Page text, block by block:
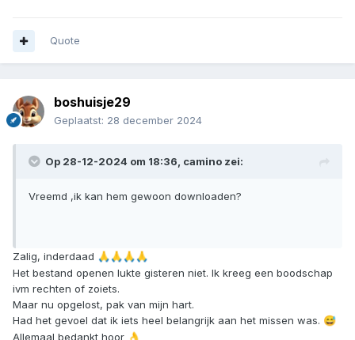
Quote
boshuisje29
Geplaatst: 28 december 2024
Op 28-12-2024 om 18:36, camino zei:
Vreemd ,ik kan hem gewoon downloaden?
Zalig, inderdaad 🙏 🙏 🙏 🙏
Het bestand openen lukte gisteren niet. Ik kreeg een boodschap
ivm rechten of zoiets.
Maar nu opgelost, pak van mijn hart.
Had het gevoel dat ik iets heel belangrijk aan het missen was. 😅
Allemaal bedankt hoor 👌